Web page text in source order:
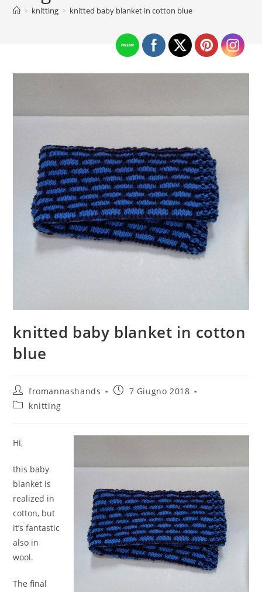
> knitting > knitted baby blanket in cotton blue
knitted baby blanket in cotton
blue
Autore
dell'articolo:
fromannashands
Articolo7 Giugno 2018
Categoria
knitting
Hi,
this baby
blanket is
realized in
cotton, but
it’s fantastic
also in
wool.
The final